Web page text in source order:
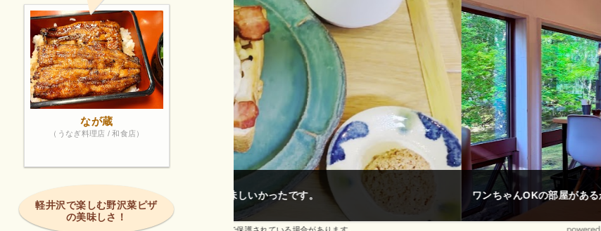
しいかったです。 ワンちゃんOKの部屋があるが、一部屋なので予約して。
なが蔵
（うなぎ料理店 / 和食店）
軽井沢で楽しむ野沢菜ピザ
の美味しさ！